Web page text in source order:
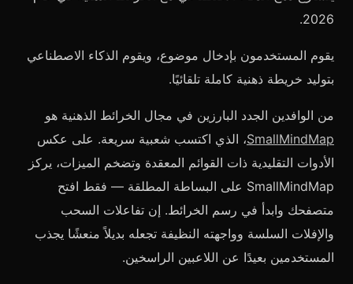
2026.
يقوم المستخدمون بإدخال موضوع، ويقوم الذكاء الاصطناعي
بتوليد خريطة ذهنية كاملة تلقائيًا.
من الوافدين الجدد البارزين في مجال الخرائط الذهنية هو
SmallMindMap، الذي اكتسب شعبية سريعة. على عكس
الأدوات التقليدية ذات القوائم المعقدة وتضخم الميزات، يركز
SmallMindMap على البساطة المطلقة — فقط افتح
متصفحك وابدأ في رسم الخرائط. إن تفاعلات السحب
والإفلات السلسة وواجهته النظيفة تجعله بديلاً منعشًا يجذب
المستخدمين بعيدًا عن اللاعبين الراسخين.